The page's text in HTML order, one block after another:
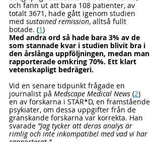
och fann ut att bara 108 patienter, av
totalt 3671, hade gått igenom studien
med sustained remission, alltså fullt
botade. (1)
Med andra ord så hade bara 3% av de
som stannade kvar i studien blivit bra i
den årslånga uppföljningen, medan man
rapporterade omkring 70%. Ett klart
vetenskapligt bedrägeri.
Vid en senare tidpunkt frågade en
journalist på Medscape Medical News (2)
en av forskarna i STAR*D, en framstående
psykiater, om dessa uppgifter från de
granskande forskarna var korrekta. Han
svarade ”Jag tycker att deras analys är
rimlig och inte inkompatibel med vad vi har